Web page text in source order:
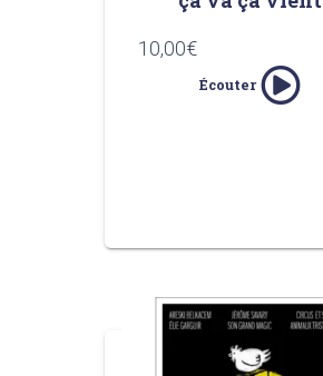
10,00€
Écouter